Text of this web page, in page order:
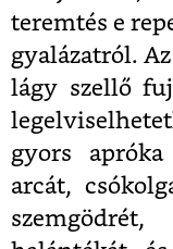
teremtés e
gyalázatról.
lágy szellő
gyors
arcát,